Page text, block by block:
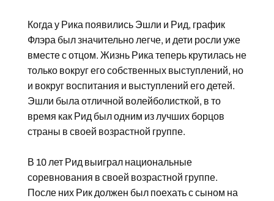
Когда у Рика появились Эшли и Рид, график
Флэра был значительно легче, и дети росли уже
вместе с отцом. Жизнь Рика теперь крутилась не
только вокруг его собственных выступлений, но
и вокруг воспитания и выступлений его детей.
Эшли была отличной волейболисткой, в то
время как Рид был одним из лучших борцов
страны в своей возрастной группе.
В 10 лет Рид выиграл национальные
соревнования в своей возрастной группе.
После них Рик должен был поехать с сыном на